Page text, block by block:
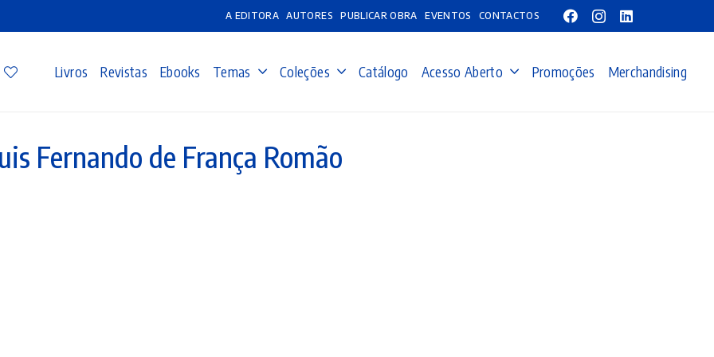
A EDITORA AUTORES PUBLICAR OBRA EVENTOS CONTACTOS
Livros Revistas Ebooks Temas Coleções Catálogo Acesso Aberto Promoções Merchandising
Fernando de França Romão